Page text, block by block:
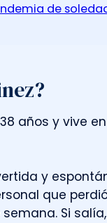
de
38 años y vive en
ertida y espontá
rsonal que perdi
semana. Si salía,